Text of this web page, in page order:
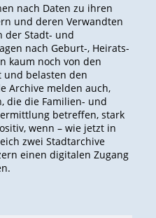
nach Daten zu ihren
und deren Verwandten
der Stadt- und
nach Geburt-, Heirats-
kaum noch von den
belasten den
Archive melden auch,
die die Familien- und
betreffen, stark
wenn – wie jetzt in
zwei Stadtarchive
einen digitalen Zugang